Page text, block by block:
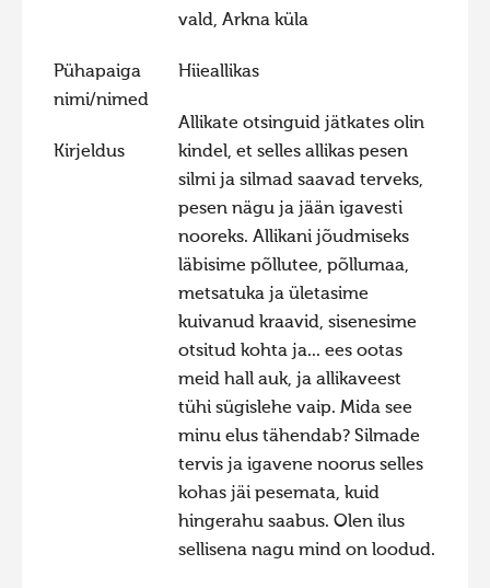
Hiite kuvavõistlus 2020
Hiite kuvavõistlus 2020 lisa
Liikuvad kuvad 2020
Hiite kuvavõistlus 2019
Hiite kuvavõistlus 2018
Hiite kuvavõistlus 2017
Hiite kuvavõistlus 2016
Hiite kuvavõistlus 2015
Hiite kuvavõistlus 2013
Hiite kuvavõistlus 2012
Hiite kuvavõistlus 2010
Hiite kuvavõistlus 2009
vald, Arkna küla
Pühapaiga
nimi/nimed
Hiieallikas
Kirjeldus
Allikate otsinguid jätkates olin
kindel, et selles allikas pesen
silmi ja silmad saavad terveks,
pesen nägu ja jään igavesti
nooreks. Allikani jõudmiseks
läbisime põllutee, põllumaa,
metsatuka ja ületasime
kuivanud kraavid, sisenesime
otsitud kohta ja... ees ootas
meid hall auk, ja allikaveest
tühi sügislehe vaip. Mida see
minu elus tähendab? Silmade
tervis ja igavene noorus selles
kohas jäi pesemata, kuid
hingerahu saabus. Olen ilus
sellisena nagu mind on loodud.